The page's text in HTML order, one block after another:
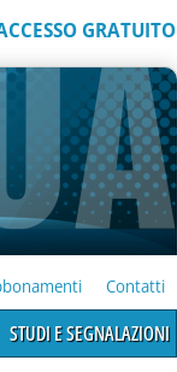
GRATUITO
Contatti
STUDI E SEGNALAZIONI